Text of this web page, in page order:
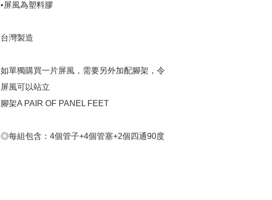
•屏風為塑料膠
台灣製造
如單獨購買一片屏風，需要另外加配腳架，令
屏風可以站立
腳架A PAIR OF PANEL FEET
◎每組包含：4個管子+4個管塞+2個四通90度